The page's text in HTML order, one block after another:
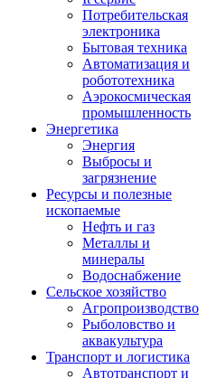
Потребительская
электроника
Бытовая техника
Автоматизация и
робототехника
Аэрокосмическая
промышленность
Энергетика
Энергия
Выбросы и
загрязнение
Ресурсы и полезные
ископаемые
Нефть и газ
Металлы и
минералы
Водоснабжение
Сельское хозяйство
Агропроизводство
Рыболовство и
аквакультура
Транспорт и логистика
Автотранспорт и